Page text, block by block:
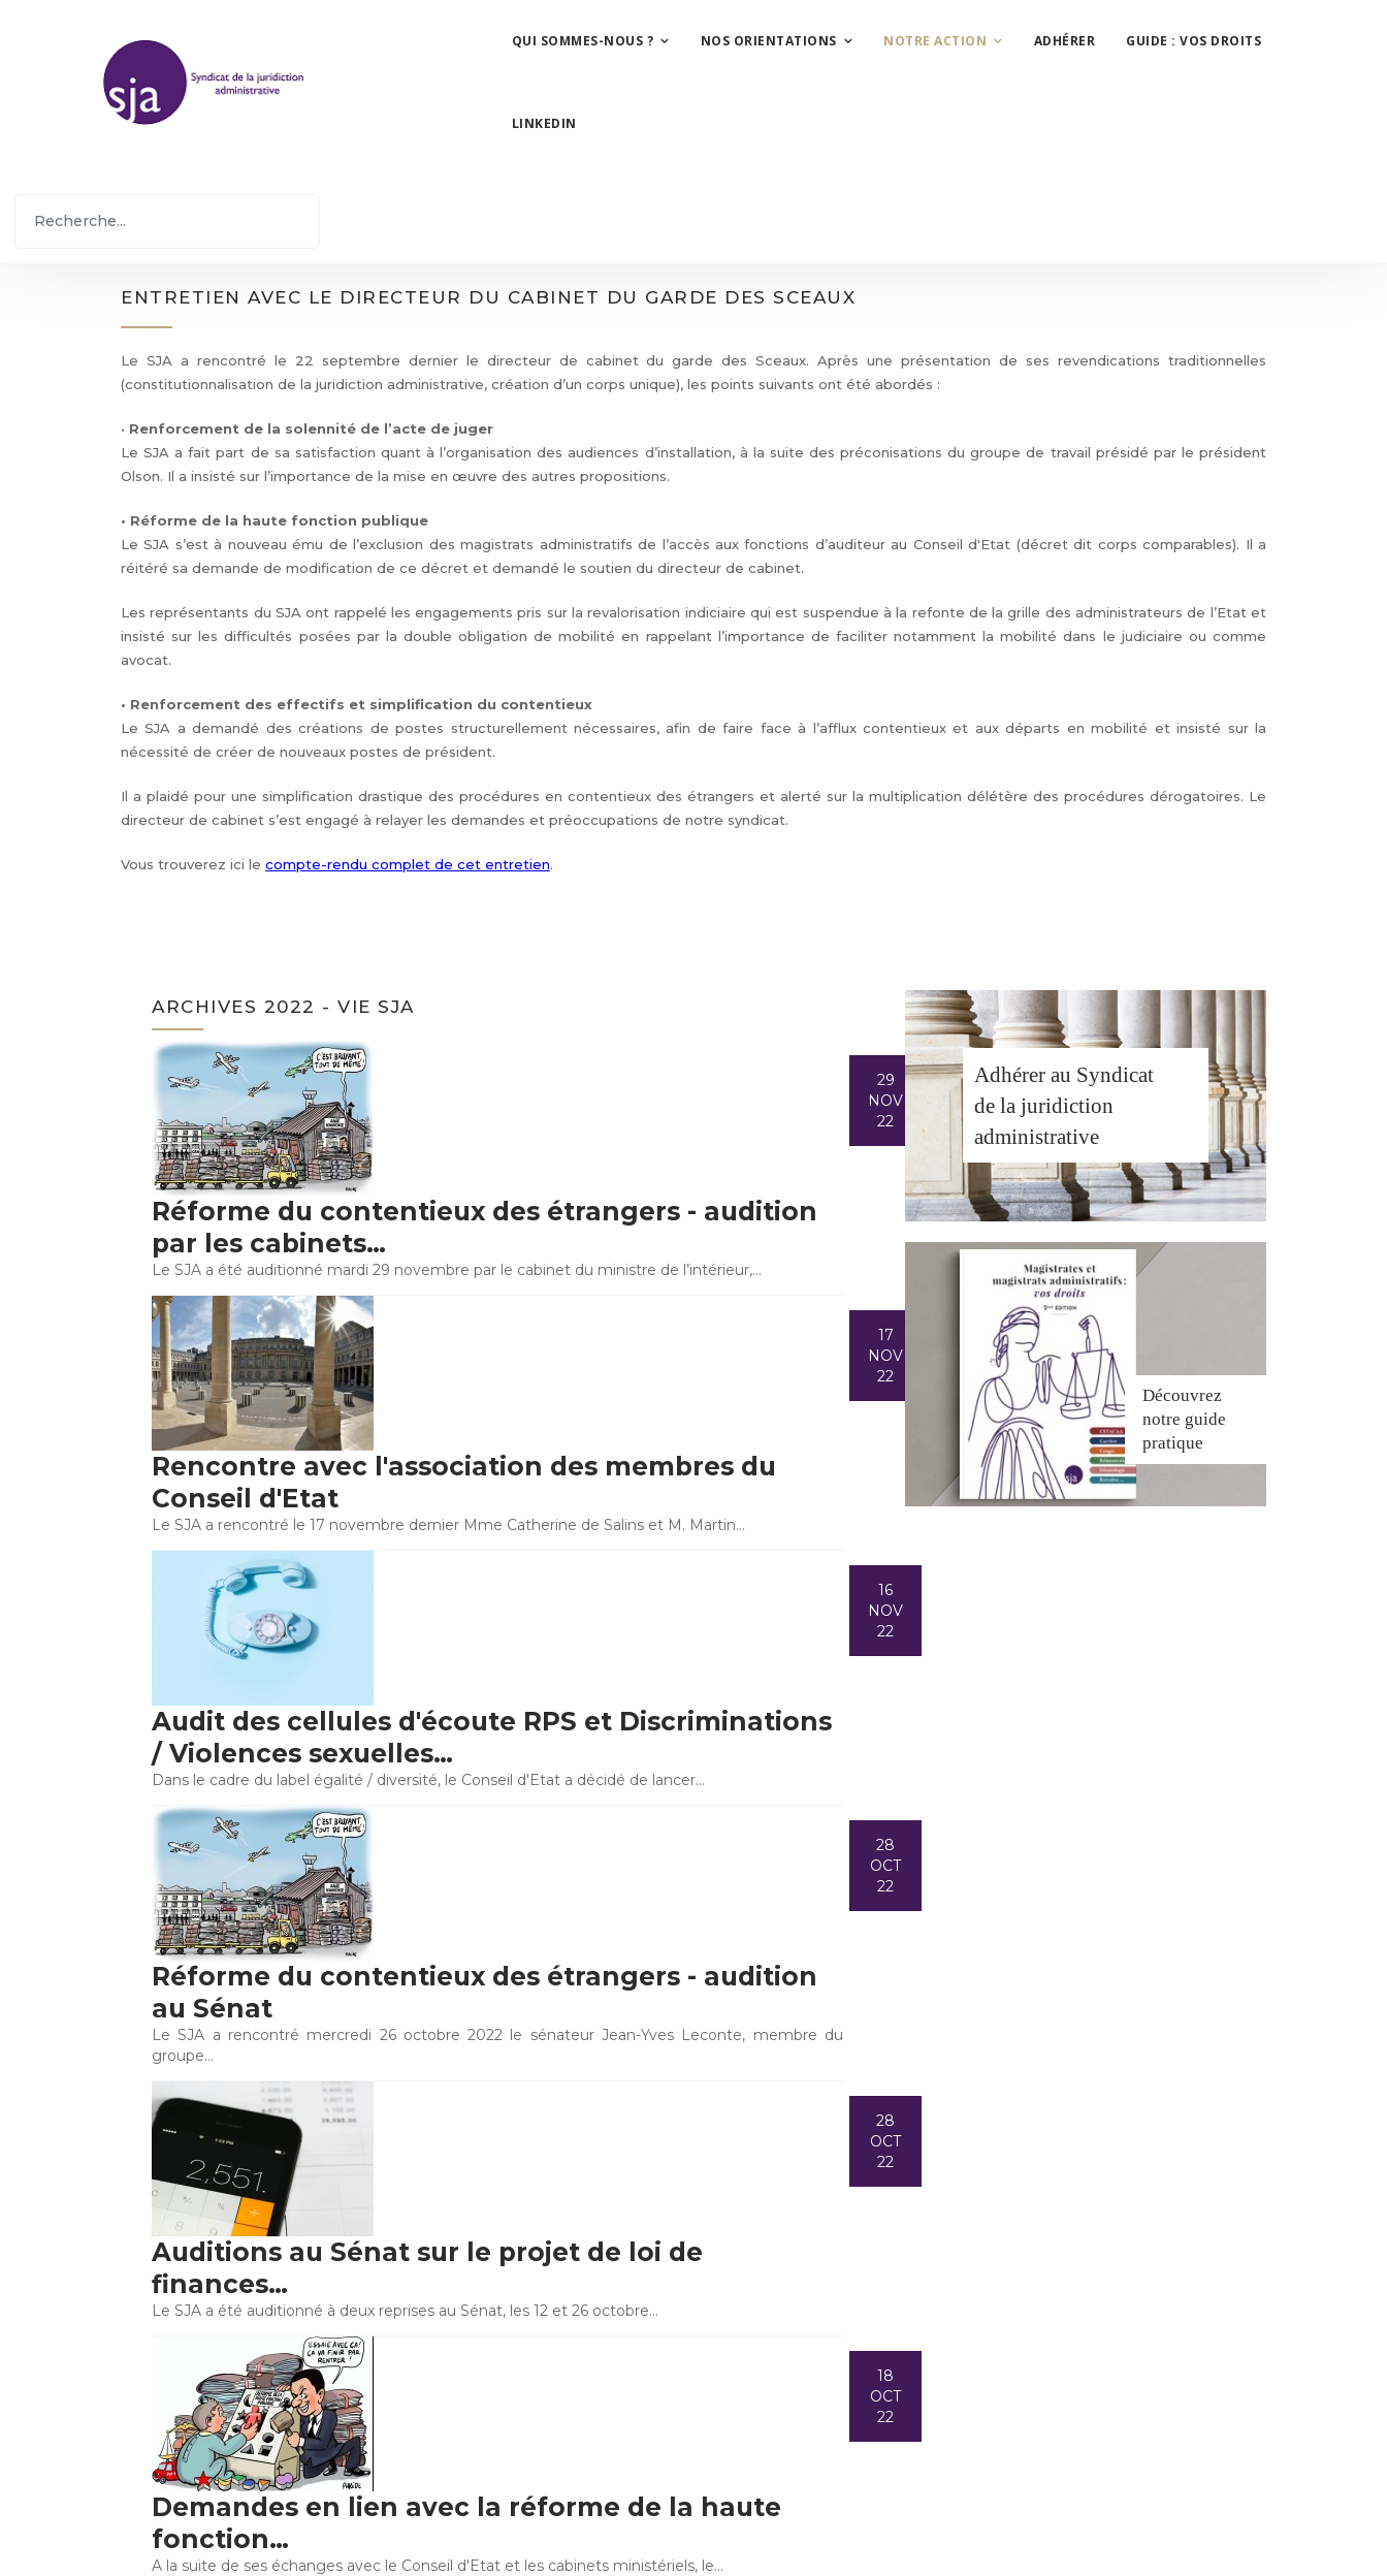
QUI SOMMES-NOUS ? NOS ORIENTATIONS NOTRE ACTION ADHÉRER GUIDE : VOS DROITS
LINKEDIN
ENTRETIEN AVEC LE DIRECTEUR DU CABINET DU GARDE DES SCEAUX
Le SJA a rencontré le 22 septembre dernier le directeur de cabinet du garde des Sceaux. Après une présentation de ses revendications traditionnelles
(constitutionnalisation de la juridiction administrative, création d’un corps unique), les points suivants ont été abordés :
• Renforcement de la solennité de l’acte de juger
Le SJA a fait part de sa satisfaction quant à l’organisation des audiences d’installation, à la suite des préconisations du groupe de travail présidé par le président
Olson. Il a insisté sur l’importance de la mise en œuvre des autres propositions.
• Réforme de la haute fonction publique
Le SJA s’est à nouveau ému de l’exclusion des magistrats administratifs de l’accès aux fonctions d’auditeur au Conseil d'Etat (décret dit corps comparables). Il a
réitéré sa demande de modification de ce décret et demandé le soutien du directeur de cabinet.
Les représentants du SJA ont rappelé les engagements pris sur la revalorisation indiciaire qui est suspendue à la refonte de la grille des administrateurs de l’Etat et
insisté sur les difficultés posées par la double obligation de mobilité en rappelant l’importance de faciliter notamment la mobilité dans le judiciaire ou comme
avocat.
• Renforcement des effectifs et simplification du contentieux
Le SJA a demandé des créations de postes structurellement nécessaires, afin de faire face à l’afflux contentieux et aux départs en mobilité et insisté sur la
nécessité de créer de nouveaux postes de président.
Il a plaidé pour une simplification drastique des procédures en contentieux des étrangers et alerté sur la multiplication délétère des procédures dérogatoires. Le
directeur de cabinet s’est engagé à relayer les demandes et préoccupations de notre syndicat.
Vous trouverez ici le compte-rendu complet de cet entretien.
ARCHIVES 2022 - VIE SJA
29
NOV
22
Réforme du contentieux des étrangers - audition
par les cabinets…
Le SJA a été auditionné mardi 29 novembre par le cabinet du ministre de l’intérieur,…
17
NOV
22
Rencontre avec l'association des membres du
Conseil d'Etat
Le SJA a rencontré le 17 novembre dernier Mme Catherine de Salins et M. Martin…
16
NOV
22
Audit des cellules d'écoute RPS et Discriminations
/ Violences sexuelles…
Dans le cadre du label égalité / diversité, le Conseil d'Etat a décidé de lancer…
28
OCT
22
Réforme du contentieux des étrangers - audition
au Sénat
Le SJA a rencontré mercredi 26 octobre 2022 le sénateur Jean-Yves Leconte, membre du
groupe…
28
OCT
22
Auditions au Sénat sur le projet de loi de
finances…
Le SJA a été auditionné à deux reprises au Sénat, les 12 et 26 octobre…
18
OCT
22
Demandes en lien avec la réforme de la haute
fonction…
A la suite de ses échanges avec le Conseil d'Etat et les cabinets ministériels, le…
Adhérer au Syndicat
de la juridiction
administrative
Découvrez
notre guide
pratique